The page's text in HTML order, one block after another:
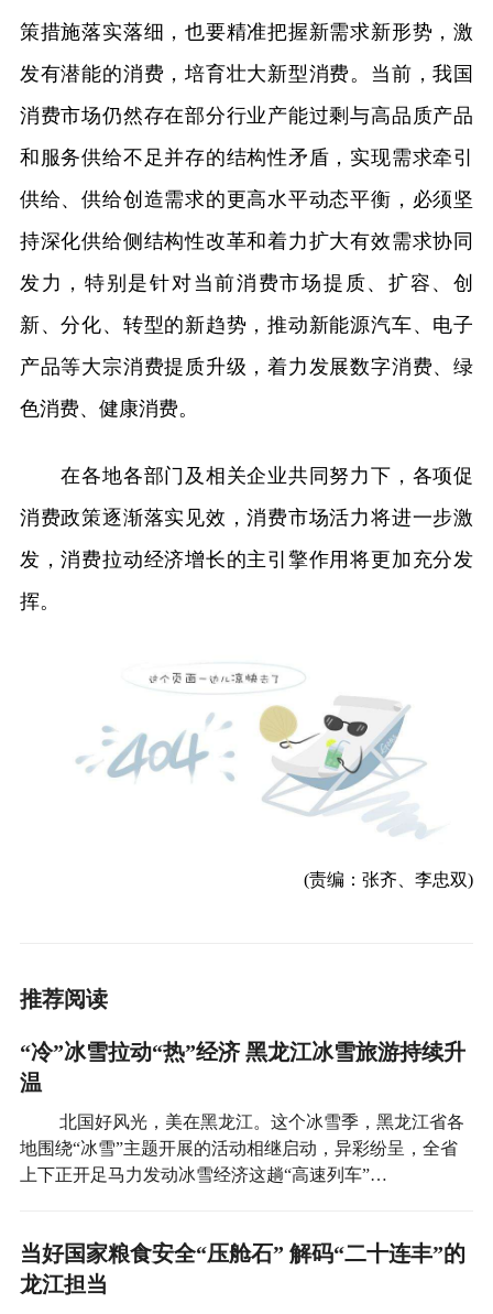
策措施落实落细，也要精准把握新需求新形势，激
发有潜能的消费，培育壮大新型消费。当前，我国
消费市场仍然存在部分行业产能过剩与高品质产品
和服务供给不足并存的结构性矛盾，实现需求牵引
供给、供给创造需求的更高水平动态平衡，必须坚
持深化供给侧结构性改革和着力扩大有效需求协同
发力，特别是针对当前消费市场提质、扩容、创
新、分化、转型的新趋势，推动新能源汽车、电子
产品等大宗消费提质升级，着力发展数字消费、绿
色消费、健康消费。
在各地各部门及相关企业共同努力下，各项促
消费政策逐渐落实见效，消费市场活力将进一步激
发，消费拉动经济增长的主引擎作用将更加充分发
挥。
(责编：张齐、李忠双)
推荐阅读
“冷”冰雪拉动“热”经济 黑龙江冰雪旅游持续升
温
北国好风光，美在黑龙江。这个冰雪季，黑龙江省各
地围绕“冰雪”主题开展的活动相继启动，异彩纷呈，全省
上下正开足马力发动冰雪经济这趟“高速列车”…
当好国家粮食安全“压舱石” 解码“二十连丰”的
龙江担当